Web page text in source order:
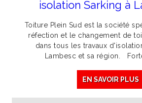
isolation Sarking à
Toiture Plein Sud est la société
réfection et le changement de
dans tous les travaux
Lambesc et sa région.
EN SAVOIR PLUS